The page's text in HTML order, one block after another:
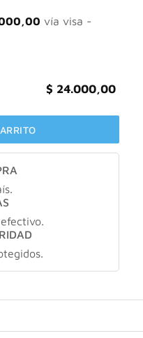
vía visa -
$ 24.000,00